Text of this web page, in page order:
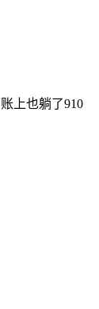
上也躺了910